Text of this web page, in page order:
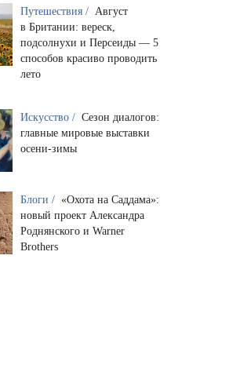
Путешествия / Август
в Британии: вереск,
подсолнухи и Персеиды — 5
способов красиво проводить
лето
Искусство / Сезон диалогов:
главные мировые выставки
осени-зимы
Блоги / «Охота на Саддама»:
новый проект Александра
Роднянского и Warner
Brothers